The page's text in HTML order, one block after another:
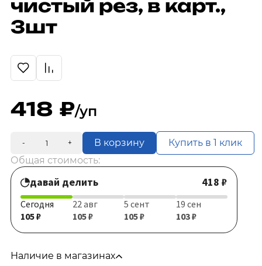
чистый рез, в карт.,
3шт
418 /уп
- + В корзину
Купить в 1 клик
Общая стоимость:
давай делить 418 ₽
Сегодня
105 ₽
22 авг
105 ₽
5 сент
105 ₽
19 сен
103 ₽
Наличие в магазинах